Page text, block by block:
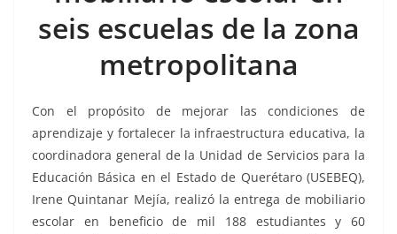
o p er
seis escuelas de la zona
metropolitana
Con el propósito de mejorar las condiciones de
aprendizaje y fortalecer la infraestructura educativa, la
coordinadora general de la Unidad de Servicios para la
Educación Básica en el Estado de Querétaro (USEBEQ),
Irene Quintanar Mejía, realizó la entrega de mobiliario
escolar en beneficio de mil 188 estudiantes y 60